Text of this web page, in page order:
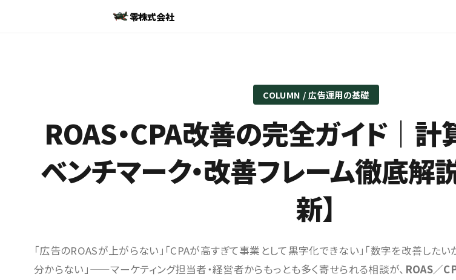
零株式会社
COLUMN / 広告運用の基礎
ROAS・CPA改善の完全ガイド｜計
ベンチマーク・改善フレーム徹底解
新】
「広告のROASが上がらない」「CPAが高すぎて事業として黒字化できない」「数字を改善した
分からない」——マーケティング担当者・経営者からもっとも多く寄せられる相談が、 ROAS／